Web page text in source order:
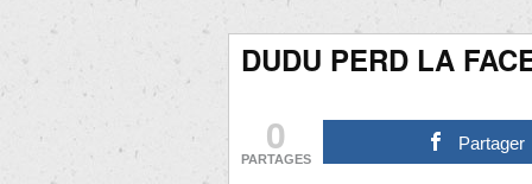
DUDU PERD LA
0
PARTAGES
Partager